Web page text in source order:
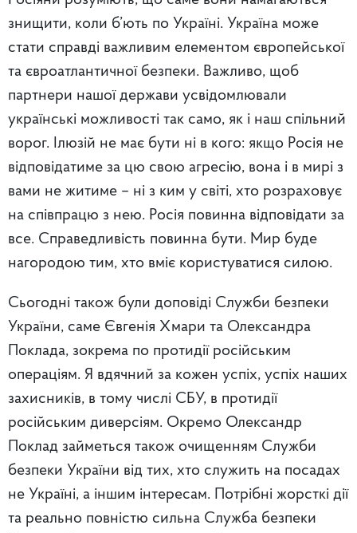
знищити, коли б’ють по Україні. Україна може
стати справді важливим елементом європейської
та євроатлантичної безпеки. Важливо, щоб
партнери нашої держави усвідомлювали
українські можливості так само, як і наш спільний
ворог. Ілюзій не має бути ні в кого: якщо Росія не
відповідатиме за цю свою агресію, вона і в мирі з
вами не житиме – ні з ким у світі, хто розраховує
на співпрацю з нею. Росія повинна відповідати за
все. Справедливість повинна бути. Мир буде
нагородою тим, хто вміє користуватися силою.
Сьогодні також були доповіді Служби безпеки
України, саме Євгенія Хмари та Олександра
Поклада, зокрема по протидії російським
операціям. Я вдячний за кожен успіх, успіх наших
захисників, в тому числі СБУ, в протидії
російським диверсіям. Окремо Олександр
Поклад займеться також очищенням Служби
безпеки України від тих, хто служить на посадах
не Україні, а іншим інтересам. Потрібні жорсткі дії
та реально повністю сильна Служба безпеки